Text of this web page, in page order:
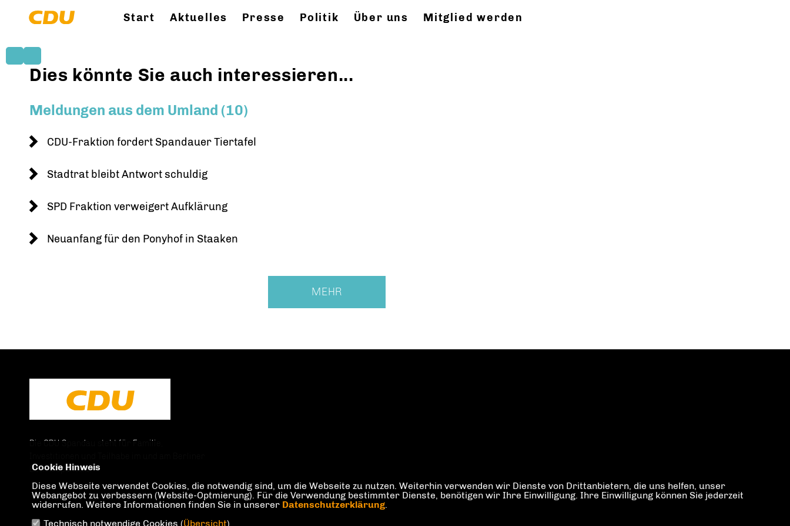
Start Aktuelles Presse Politik Über uns Mitglied werden
Dies könnte Sie auch interessieren...
Meldungen aus dem Umland (10)
CDU-Fraktion fordert Spandauer Tiertafel
Stadtrat bleibt Antwort schuldig
SPD Fraktion verweigert Aufklärung
Neuanfang für den Ponyhof in Staaken
MEHR
Die CDU Spandau steht für Familie,
Bezirk Spandau.
Cookie Hinweis
Diese Webseite verwendet Cookies, die notwendig sind, um die Webseite zu nutzen. Weiterhin verwenden wir Dienste von Drittanbietern, die uns helfen, unser
Webangebot zu verbessern (Website-Optmierung). Für die Verwendung bestimmter Dienste, benötigen wir Ihre Einwilligung. Ihre Einwilligung können Sie jederzeit
widerrufen. Weitere Informationen finden Sie in unserer Datenschutzerklärung.
Technisch notwendige Cookies (Übersicht)